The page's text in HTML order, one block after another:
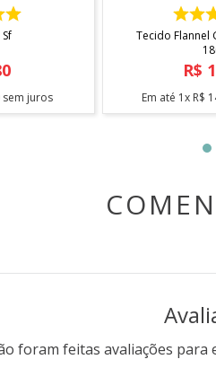
sem juros
Tecido Flannel
R$
Em até 1x R$
foram feitas avaliações para